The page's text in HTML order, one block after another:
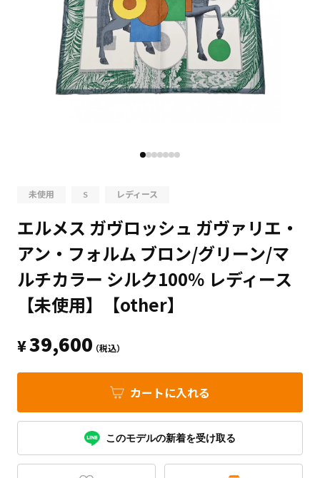
未使用 S レディース
エルメス ガヴロッシュ ガヴァリエ・
アン・フォルム ブロン/グリーン/マ
ルチカラー シルク100％ レディース
【未使用】【other】
¥39,600（税込）
カートに入れる
このモデルの新着を受け取る